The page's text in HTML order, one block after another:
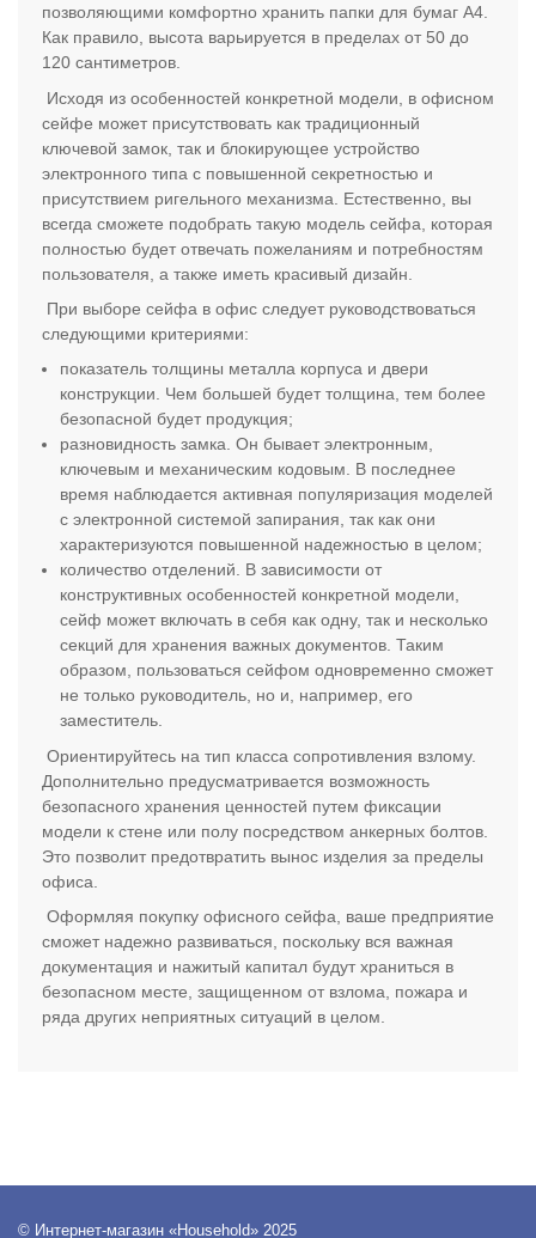
позволяющими комфортно хранить папки для бумаг А4.
Как правило, высота варьируется в пределах от 50 до
120 сантиметров.
Исходя из особенностей конкретной модели, в офисном
сейфе может присутствовать как традиционный
ключевой замок, так и блокирующее устройство
электронного типа с повышенной секретностью и
присутствием ригельного механизма. Естественно, вы
всегда сможете подобрать такую модель сейфа, которая
полностью будет отвечать пожеланиям и потребностям
пользователя, а также иметь красивый дизайн.
При выборе сейфа в офис следует руководствоваться
следующими критериями:
показатель толщины металла корпуса и двери
конструкции. Чем большей будет толщина, тем более
безопасной будет продукция;
разновидность замка. Он бывает электронным,
ключевым и механическим кодовым. В последнее
время наблюдается активная популяризация моделей
с электронной системой запирания, так как они
характеризуются повышенной надежностью в целом;
количество отделений. В зависимости от
конструктивных особенностей конкретной модели,
сейф может включать в себя как одну, так и несколько
секций для хранения важных документов. Таким
образом, пользоваться сейфом одновременно сможет
не только руководитель, но и, например, его
заместитель.
Ориентируйтесь на тип класса сопротивления взлому.
Дополнительно предусматривается возможность
безопасного хранения ценностей путем фиксации
модели к стене или полу посредством анкерных болтов.
Это позволит предотвратить вынос изделия за пределы
офиса.
Оформляя покупку офисного сейфа, ваше предприятие
сможет надежно развиваться, поскольку вся важная
документация и нажитый капитал будут храниться в
безопасном месте, защищенном от взлома, пожара и
ряда других неприятных ситуаций в целом.
© Интернет-магазин «Household» 2025